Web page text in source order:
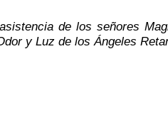
de los señores
y Luz de los Ángeles